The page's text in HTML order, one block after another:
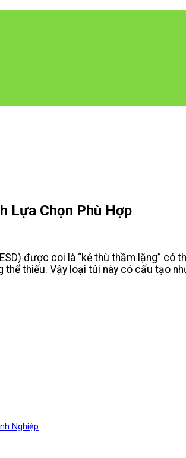
Lựa Chọn Phù Hợp
được coi là “kẻ thù thầm lặng”
thiếu. Vậy loại túi này có cấu tạo
Nghiệp